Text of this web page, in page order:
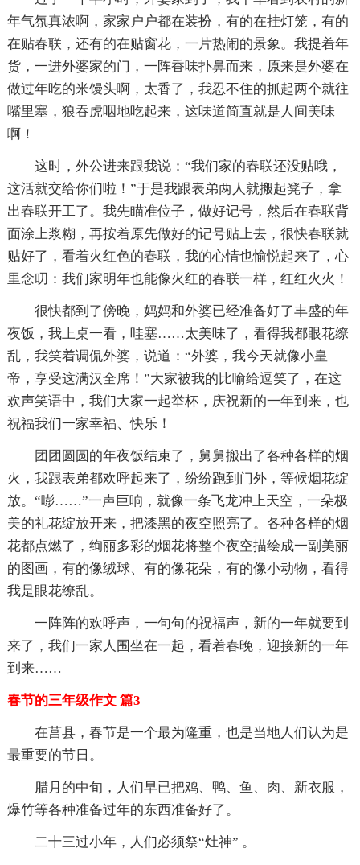
年气氛真浓啊，家家户户都在装扮，有的在挂灯笼，有的
在贴春联，还有的在贴窗花，一片热闹的景象。我提着年
货，一进外婆家的门，一阵香味扑鼻而来，原来是外婆在
做过年吃的米馒头啊，太香了，我忍不住的抓起两个就往
嘴里塞，狼吞虎咽地吃起来，这味道简直就是人间美味
啊！
这时，外公进来跟我说：“我们家的春联还没贴哦，
这活就交给你们啦！”于是我跟表弟两人就搬起凳子，拿
出春联开工了。我先瞄准位子，做好记号，然后在春联背
面涂上浆糊，再按着原先做好的记号贴上去，很快春联就
贴好了，看着火红色的春联，我的心情也愉悦起来了，心
里念叨：我们家明年也能像火红的春联一样，红红火火！
很快都到了傍晚，妈妈和外婆已经准备好了丰盛的年
夜饭，我上桌一看，哇塞……太美味了，看得我都眼花缭
乱，我笑着调侃外婆，说道：“外婆，我今天就像小皇
帝，享受这满汉全席！”大家被我的比喻给逗笑了，在这
欢声笑语中，我们大家一起举杯，庆祝新的一年到来，也
祝福我们一家幸福、快乐！
团团圆圆的年夜饭结束了，舅舅搬出了各种各样的烟
火，我跟表弟都欢呼起来了，纷纷跑到门外，等候烟花绽
放。“嘭……”一声巨响，就像一条飞龙冲上天空，一朵极
美的礼花绽放开来，把漆黑的夜空照亮了。各种各样的烟
花都点燃了，绚丽多彩的烟花将整个夜空描绘成一副美丽
的图画，有的像绒球、有的像花朵，有的像小动物，看得
我是眼花缭乱。
一阵阵的欢呼声，一句句的祝福声，新的一年就要到
来了，我们一家人围坐在一起，看着春晚，迎接新的一年
到来……
春节的三年级作文 篇3
在莒县，春节是一个最为隆重，也是当地人们认为是
最重要的节日。
腊月的中旬，人们早已把鸡、鸭、鱼、肉、新衣服，
爆竹等各种准备过年的东西准备好了。
二十三过小年，人们必须祭“灶神” 。